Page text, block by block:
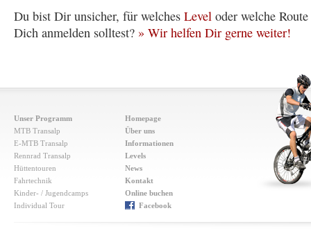
Du bist Dir unsicher, für welches Level oder welche
Dich anmelden solltest? » Wir helfen Dir gerne weiter!
Unser Programm
MTB Transalp
E-MTB Transalp
Rennrad Transalp
Hüttentouren
Fahrtechnik
Kinder- / Jugendcamps
Individual Tour
Homepage
Über uns
Informationen
Levels
News
Kontakt
Online buchen
Facebook